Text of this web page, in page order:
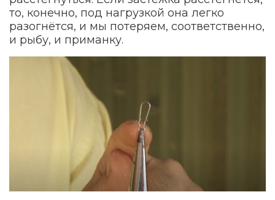
то, конечно, под нагрузкой она легко
разогнётся, и мы потеряем, соответственно,
и рыбу, и приманку.